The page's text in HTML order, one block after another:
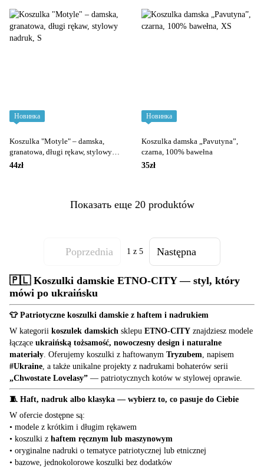
Новинка
Koszulka "Motyle" – damska,
granatowa, długi rękaw, stylowy
nadruk
44zł
Новинка
Koszulka damska „Pavutyna”,
czarna, 100% bawełna
35zł
Показать еще 20 produktów
Poprzednia 1 z 5 Następna
🇵🇱 Koszulki damskie ETNO-CITY — styl, który
mówi po ukraińsku
👕 Patriotyczne koszulki damskie z haftem i nadrukiem
W kategorii koszulek damskich sklepu ETNO-CITY znajdziesz modele
łączące ukraińską tożsamość, nowoczesny design i naturalne
materiały. Oferujemy koszulki z haftowanym Tryzubem, napisem
#Ukraine, a także unikalne projekty z nadrukami bohaterów serii
„Chwostate Lovelasy” — patriotycznych kotów w stylowej oprawie.
🧵 Haft, nadruk albo klasyka — wybierz to, co pasuje do Ciebie
W ofercie dostępne są:
• modele z krótkim i długim rękawem
• koszulki z haftem ręcznym lub maszynowym
• oryginalne nadruki o tematyce patriotycznej lub etnicznej
• bazowe, jednokolorowe koszulki bez dodatków